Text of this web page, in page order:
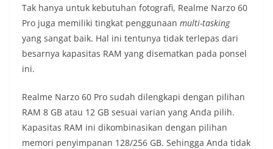
Tak hanya untuk kebutuhan fotografi, Realme Narzo 60
Pro juga memiliki tingkat penggunaan multi-tasking
yang sangat baik. Hal ini tentunya tidak terlepas dari
besarnya kapasitas RAM yang disematkan pada ponsel
ini.
Realme Narzo 60 Pro sudah dilengkapi dengan pilihan
RAM 8 GB atau 12 GB sesuai varian yang Anda pilih.
Kapasitas RAM ini dikombinasikan dengan pilihan
memori penyimpanan 128/256 GB. Sehingga Anda tidak